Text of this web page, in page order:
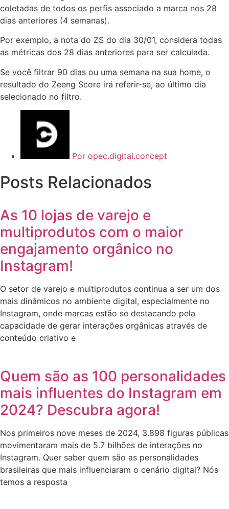
coletadas de todos os perfis associado a marca nos 28
dias anteriores (4 semanas).
Por exemplo, a nota do ZS do dia 30/01, considera todas
as métricas dos 28 dias anteriores para ser calculada.
Se você filtrar 90 dias ou uma semana na sua home, o
resultado do Zeeng Score irá referir-se, ao último dia
selecionado no filtro.
Por opec.digital.concept
Posts Relacionados
As 10 lojas de varejo e
multiprodutos com o maior
engajamento orgânico no
Instagram!
O setor de varejo e multiprodutos continua a ser um dos
mais dinâmicos no ambiente digital, especialmente no
Instagram, onde marcas estão se destacando pela
capacidade de gerar interações orgânicas através de
conteúdo criativo e
Quem são as 100 personalidades
mais influentes do Instagram em
2024? Descubra agora!
Nos primeiros nove meses de 2024, 3.898 figuras públicas
movimentaram mais de 5.7 bilhões de interações no
Instagram. Quer saber quem são as personalidades
brasileiras que mais influenciaram o cenário digital? Nós
temos a resposta